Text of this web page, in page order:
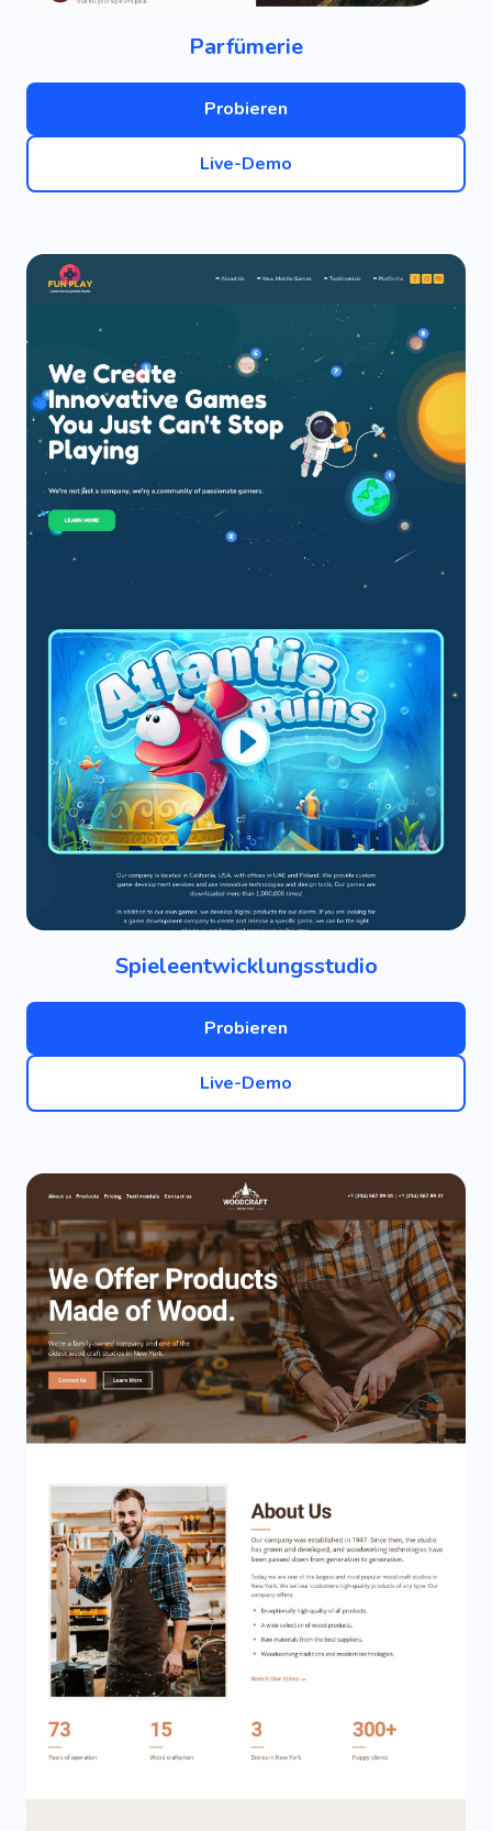
Parfümerie
Probieren
Live-Demo
Spieleentwicklungsstudio
Probieren
Live-Demo